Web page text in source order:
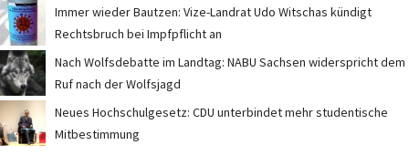
Immer wieder Bautzen: Vize-Landrat Udo Witschas kündigt
Rechtsbruch bei Impfpflicht an
Nach Wolfsdebatte im Landtag: NABU Sachsen widerspricht dem
Ruf nach der Wolfsjagd
Neues Hochschulgesetz: CDU unterbindet mehr studentische
Mitbestimmung